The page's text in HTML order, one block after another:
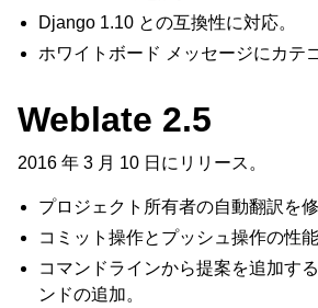
Django 1.10 との互換性に対応。
ホワイトボード メッセージにカテ
Weblate 2.5
2016 年 3 月 10 日にリリース。
プロジェクト所有者の自動翻訳を修
コミット操作とプッシュ操作の性能
コマンドラインから提案を追加す
ンドの追加。